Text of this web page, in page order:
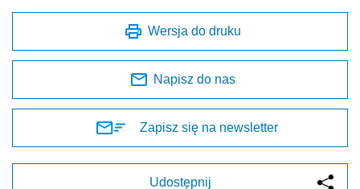
Wersja do druku
Napisz do nas
Zapisz się na newsletter
Udostępnij